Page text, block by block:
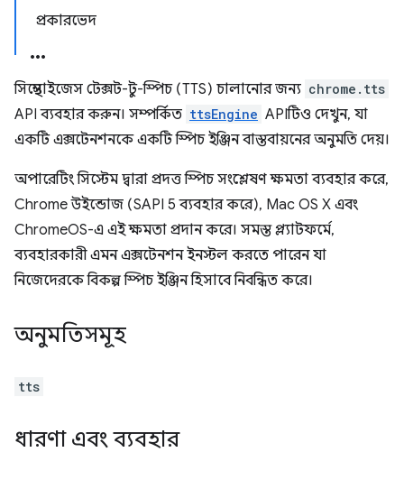
প্রকারভেদ
সিন্থেসাইজেস টেক্সট-টু-স্পিচ (TTS) চালানোর জন্য chrome.tts
API ব্যবহার করুন। সম্পর্কিত ttsEngine APIটিও দেখুন, যা
একটি এক্সটেনশনকে একটি স্পিচ ইঞ্জিন বাস্তবায়নের অনুমতি দেয়।
অপারেটিং সিস্টেম দ্বারা প্রদত্ত স্পিচ সংশ্লেষণ ক্ষমতা ব্যবহার করে,
Chrome উইন্ডোজ (SAPI 5 ব্যবহার করে), Mac OS X এবং
ChromeOS-এ এই ক্ষমতা প্রদান করে। সমস্ত প্ল্যাটফর্মে,
ব্যবহারকারী এমন এক্সটেনশন ইনস্টল করতে পারেন যা
নিজেদেরকে বিকল্প স্পিচ ইঞ্জিন হিসাবে নিবন্ধিত করে।
অনুমতিসমূহ
tts
ধারণা এবং ব্যবহার